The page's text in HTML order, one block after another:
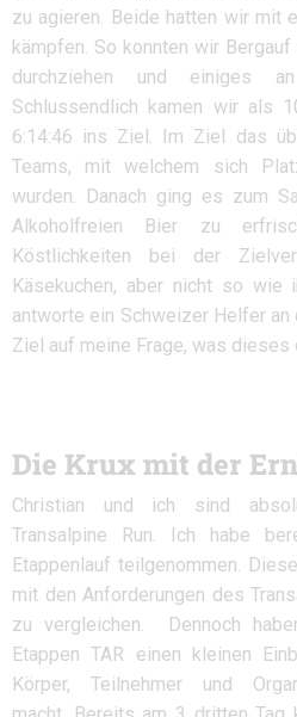
zu agieren. Beide hatten wir mit
kämpfen. So konnten wir
durchziehen und einiges
Schlussendlich kamen wir als
6:14:46 ins Ziel. Im Ziel das
Teams, mit welchem sich
wurden. Danach ging es zum
Alkoholfreien Bier zu
Köstlichkeiten bei der
Käsekuchen, aber nicht so wie
antworte ein Schweizer Helfer
Ziel auf meine Frage, was dieses
Die Krux mit der
Christian und ich sind
Transalpine Run. Ich habe
Etappenlauf teilgenommen.
mit den Anforderungen des
zu vergleichen.
Dennoch
Etappen TAR einen kleinen
Körper, Teilnehmer und